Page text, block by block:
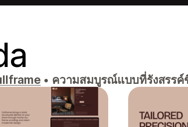
• ความสมบูรณ์แบบที่รังสรร